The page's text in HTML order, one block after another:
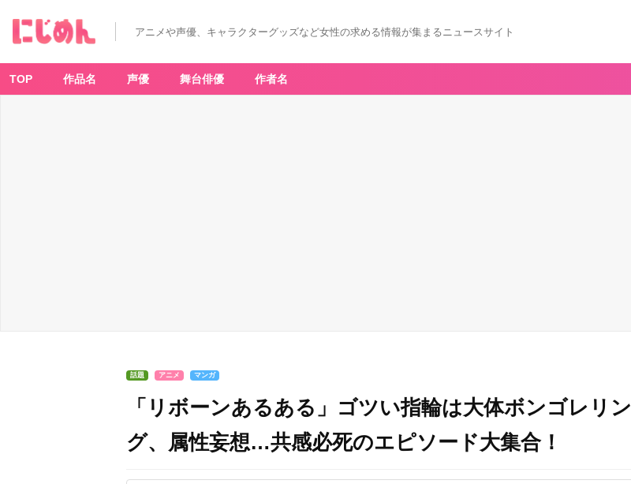
アニメや声優、キャラクターグッズなど女性の求める情報が集まるニュースサイト
TOP 作品名 声優 舞台俳優 作者名
話題 アニメ マンガ
「リボーンあるある」ゴツい指輪は大体ボンゴレリン
グ、属性妄想…共感必死のエピソード大集合！